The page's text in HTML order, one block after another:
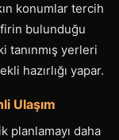
konumlar tercih
bulunduğu
tanınmış yerleri
hazırlığı yapar.
Ulaşım
planlamayı daha